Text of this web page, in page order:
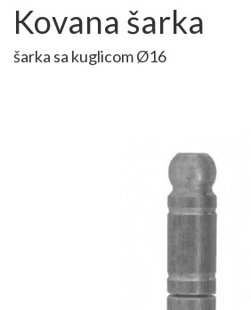
Kovana šarka
šarka sa kuglicom Ø16